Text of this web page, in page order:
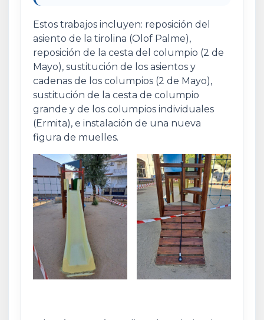
Estos trabajos incluyen: reposición del
asiento de la tirolina (Olof Palme),
reposición de la cesta del columpio (2 de
Mayo), sustitución de los asientos y
cadenas de los columpios (2 de Mayo),
sustitución de la cesta de columpio
grande y de los columpios individuales
(Ermita), e instalación de una nueva
figura de muelles.